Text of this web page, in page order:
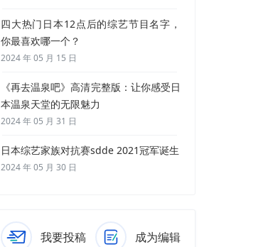
四大热门日本12点后的综艺节目名字，
你最喜欢哪一个？
2024 年 05 月 15 日
《再去温泉吧》高清完整版：让你感受日
本温泉天堂的无限魅力
2024 年 05 月 31 日
日本综艺家族对抗赛sdde 2021冠军诞生
2024 年 05 月 30 日
我要投稿 成为编辑